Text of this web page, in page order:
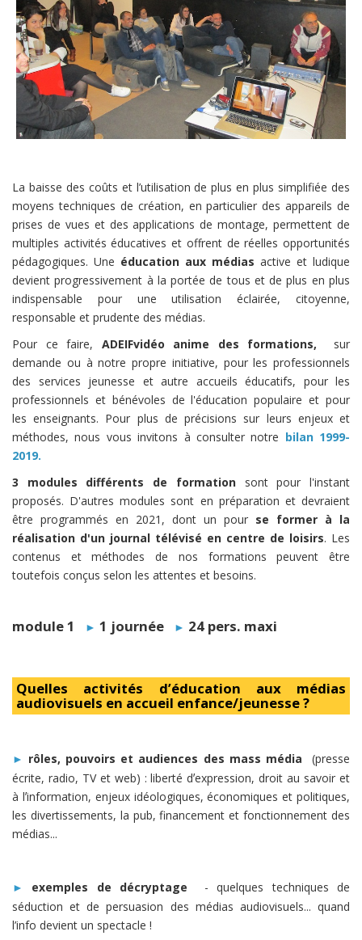
La baisse des coûts et l’utilisation de plus en plus simplifiée des
moyens techniques de création, en particulier des appareils de
prises de vues et des applications de montage, permettent de
multiples activités éducatives et offrent de réelles opportunités
pédagogiques. Une éducation aux médias active et ludique
devient progressivement à la portée de tous et de plus en plus
indispensable pour une utilisation éclairée, citoyenne,
responsable et prudente des médias.
Pour ce faire, ADEIFvidéo anime des formations, sur
demande ou à notre propre initiative, pour les professionnels
des services jeunesse et autre accueils éducatifs, pour les
professionnels et bénévoles de l'éducation populaire et pour
les enseignants. Pour plus de précisions sur leurs enjeux et
méthodes, nous vous invitons à consulter notre bilan 1999-
2019.
3 modules différents de formationsont pour l'instant
proposés. D'autres modules sont en préparation et devraient
être programmés en 2021, dont un pour se former à la
réalisation d'un journal télévisé en centre de loisirs. Les
contenus et méthodes de nos formations peuvent être
toutefois conçus selon les attentes et besoins.
module 1 ► 1 journée ► 24 pers. maxi
Quelles activités d’éducation aux médias
audiovisuels en accueil enfance/jeunesse ?
► rôles, pouvoirs et audiences des mass média
(presse
écrite, radio, TV et web) : liberté dʼexpression, droit au savoir et
à lʼinformation, enjeux idéologiques, économiques et politiques,
les divertissements, la pub, financement et fonctionnement des
médias...
► exemples de décryptage
- quelques techniques de
séduction et de persuasion des médias audiovisuels... quand
l’info devient un spectacle !